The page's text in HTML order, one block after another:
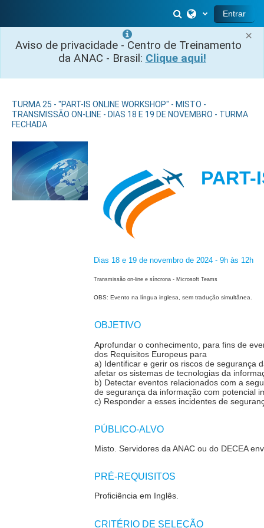
×
Aviso de privacidade - Centro de Treinamento
da ANAC - Brasil: Clique aqui!
Alternar entrada
Entrar
TURMA 25 - "PART-IS ONLINE WORKSHOP" - MISTO -
TRANSMISSÃO ON-LINE - DIAS 18 E 19 DE NOVEMBRO - TURMA
FECHADA
Dias 18 e 19 de novembro de 2024 - 9h às 12h
Transmissão on-line e síncrona - Microsoft Teams
OBS: Evento na língua inglesa, sem tradução simultânea.
OBJETIVO
Aprofundar o conhecimento, para fins de
dos Requisitos Europeus para
a) Identificar e gerir os riscos de segurança
afetar os sistemas de tecnologias da
b) Detectar eventos relacionados com a
de segurança da informação com potencial
c) Responder a esses incidentes de
PÚBLICO-ALVO
Misto.Servidores da ANAC ou do DECEA
PRÉ-REQUISITOS
Proficiência em Inglês.
CRITÉRIO DE SELEÇÃO